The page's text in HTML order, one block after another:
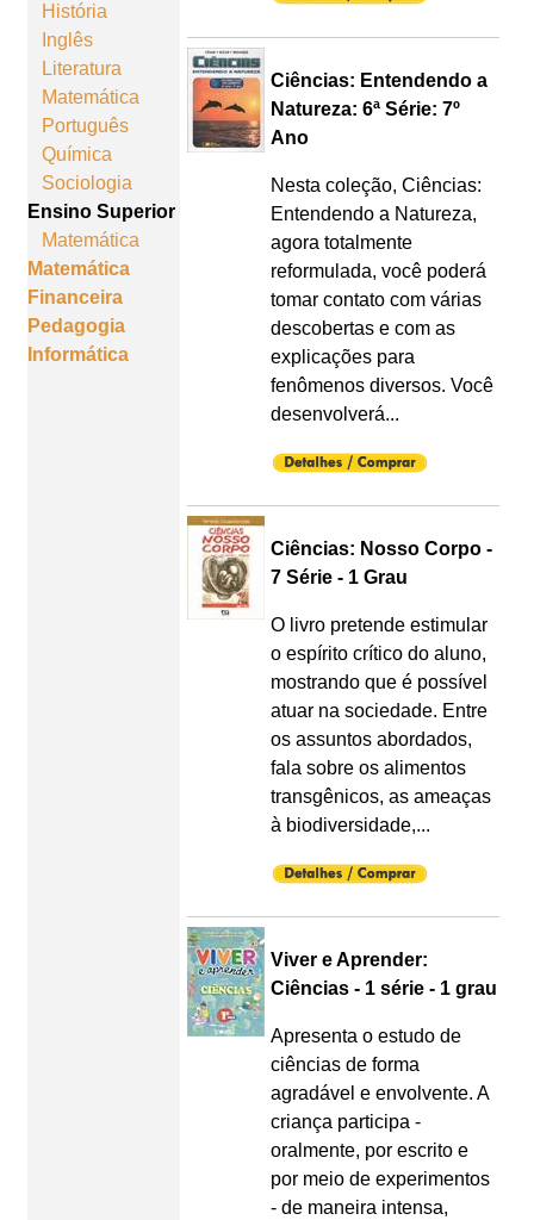
História
Inglês
Literatura
Matemática
Português
Química
Sociologia
Ensino Superior
Matemática
Matemática
Financeira
Pedagogia
Informática
Ciências: Entendendo a
Natureza: 6ª Série: 7º
Ano
Nesta coleção, Ciências:
Entendendo a Natureza,
agora totalmente
reformulada, você poderá
tomar contato com várias
descobertas e com as
explicações para
fenômenos diversos. Você
desenvolverá...
Ciências: Nosso Corpo -
7 Série - 1 Grau
O livro pretende estimular
o espírito crítico do aluno,
mostrando que é possível
atuar na sociedade. Entre
os assuntos abordados,
fala sobre os alimentos
transgênicos, as ameaças
à biodiversidade,...
Viver e Aprender:
Ciências - 1 série - 1 grau
Apresenta o estudo de
ciências de forma
agradável e envolvente. A
criança participa -
oralmente, por escrito e
por meio de experimentos
- de maneira intensa,